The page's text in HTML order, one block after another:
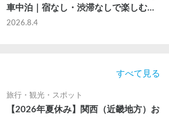
車中泊｜宿なし・渋滞なしで楽しむ
2026年完全ガイド
2026.8.4
すべて見る
旅行・観光・スポット
【2026年夏休み】関西（近畿地方）お